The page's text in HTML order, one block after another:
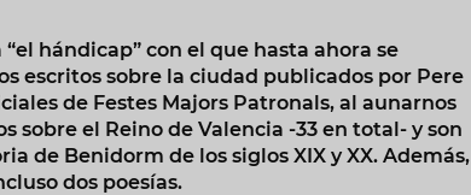
hándicap” con el que hasta ahora se
escritos sobre la ciudad publicados por Pere
de Festes Majors Patronals, al aunarnos
sobre el Reino de Valencia -33 en total- y son
de Benidorm de los siglos XIX y XX. Además,
dos poesías.